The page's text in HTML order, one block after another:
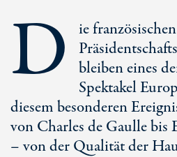
D
ie französischen
bleiben eines
Spektakel
diesem besonderen
von Charles de Gaulle bis
– von der Qualität der